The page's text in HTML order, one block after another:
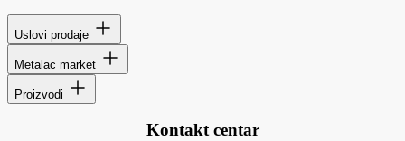
Uslovi prodaje
Metalac market
Proizvodi
Kontakt centar